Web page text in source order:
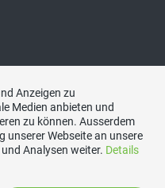
Anzeigen zu
Medien anbieten und
zu können. Ausserdem
Webseite an unsere
Analysen weiter. Details